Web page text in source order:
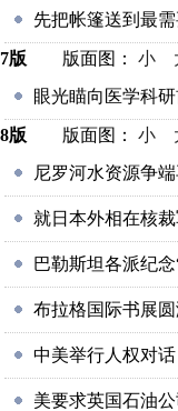
先把帐篷送到最
7版 版面图： 小
眼光瞄向医学科
8版 版面图： 小
尼罗河水资源争
就日本外相在核
巴勒斯坦各派纪
布拉格国际书展
中美举行人权对话
美要求英国石油